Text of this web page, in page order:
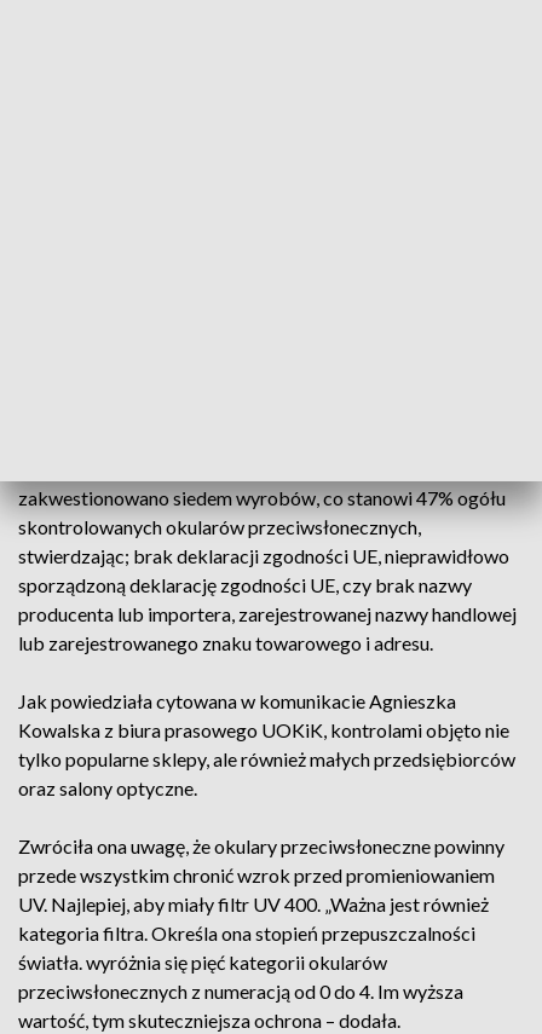
zakwestionowano siedem wyrobów, co stanowi 47% ogółu
skontrolowanych okularów przeciwsłonecznych,
stwierdzając; brak deklaracji zgodności UE, nieprawidłowo
sporządzoną deklarację zgodności UE, czy brak nazwy
producenta lub importera, zarejestrowanej nazwy handlowej
lub zarejestrowanego znaku towarowego i adresu.
Jak powiedziała cytowana w komunikacie Agnieszka
Kowalska z biura prasowego UOKiK, kontrolami objęto nie
tylko popularne sklepy, ale również małych przedsiębiorców
oraz salony optyczne.
Zwróciła ona uwagę, że okulary przeciwsłoneczne powinny
przede wszystkim chronić wzrok przed promieniowaniem
UV. Najlepiej, aby miały filtr UV 400. „Ważna jest również
kategoria filtra. Określa ona stopień przepuszczalności
światła. wyróżnia się pięć kategorii okularów
przeciwsłonecznych z numeracją od 0 do 4. Im wyższa
wartość, tym skuteczniejsza ochrona – dodała.